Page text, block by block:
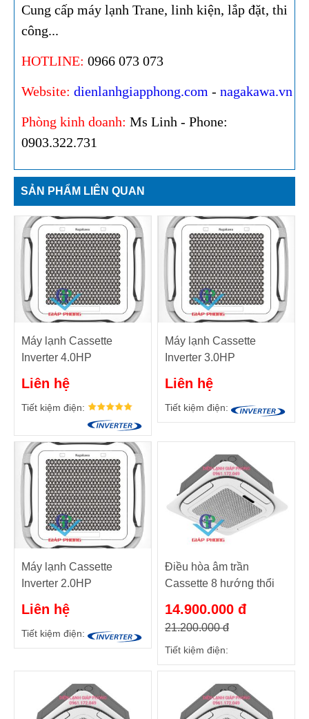
Cung cấp máy lạnh Trane, linh kiện, lắp đặt, thi
công...
HOTLINE: 0966 073 073
Website: dienlanhgiapphong.com - nagakawa.vn
Phòng kinh doanh: Ms Linh - Phone:
0903.322.731
SẢN PHẨM LIÊN QUAN
Máy lạnh Cassette
Inverter 4.0HP
C36R2U35
Liên hệ
Tiết kiệm điện:
Máy lạnh Cassette
Inverter 3.0HP
C28R2U35
Liên hệ
Tiết kiệm điện:
Máy lạnh Cassette
Inverter 2.0HP
C18R2U35
Liên hệ
Tiết kiệm điện:
Điều hòa âm trần
Cassette 8 hướng thổi
18000BTU/h 1 chiều
14.900.000 đ
21.200.000 đ
Tiết kiệm điện: